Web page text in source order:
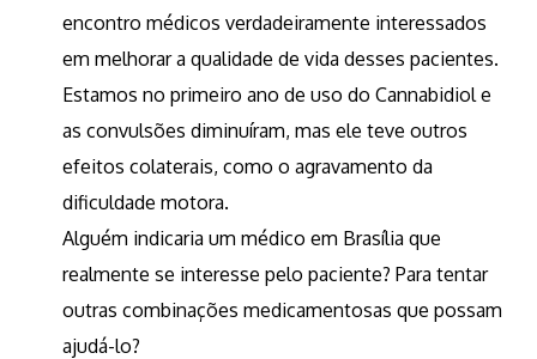
encontro médicos verdadeiramente interessados
em melhorar a qualidade de vida desses pacientes.
Estamos no primeiro ano de uso do Cannabidiol e
as convulsões diminuíram, mas ele teve outros
efeitos colaterais, como o agravamento da
dificuldade motora.
Alguém indicaria um médico em Brasília que
realmente se interesse pelo paciente? Para tentar
outras combinações medicamentosas que possam
ajudá-lo?